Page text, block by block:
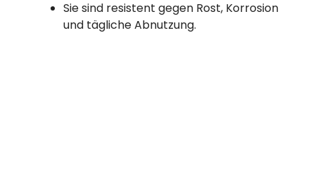
Sie sind resistent gegen Rost, Korrosion
und tägliche Abnutzung.